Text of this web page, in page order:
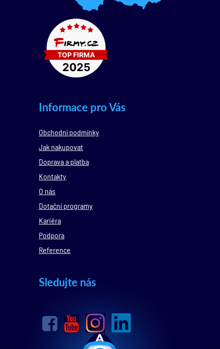
Informace pro Vás
Obchodní podmínky
Jak nakupovat
Doprava a platba
Kontakty
O nás
Dotační programy
Kariéra
Podpora
Reference
Sledujte nás